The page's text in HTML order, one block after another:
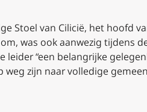
Stoel van Cilicië, het hoofd
was ook aanwezig tijdens
leider “een belangrijke
zijn naar volledige